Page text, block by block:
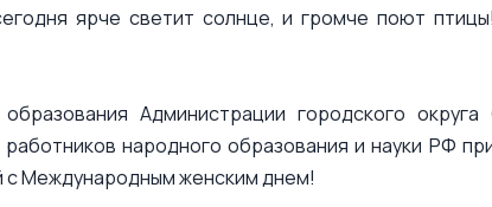
ярче светит солнце, и громче поют
Администрации городского
народного образования и науки РФ
с Международным женским днем!